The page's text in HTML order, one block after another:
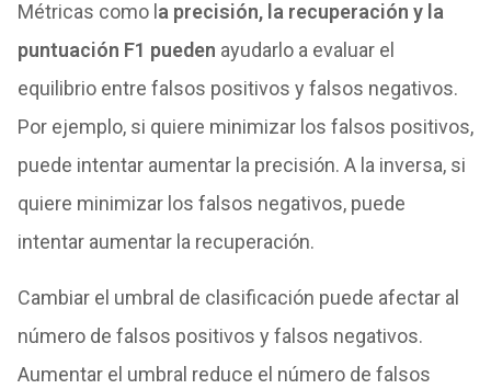
Métricas como l a precisión, la recuperación y la
puntuación F1 pueden ayudarlo a evaluar el
equilibrio entre falsos positivos y falsos negativos.
Por ejemplo, si quiere minimizar los falsos positivos,
puede intentar aumentar la precisión. A la inversa, si
quiere minimizar los falsos negativos, puede
intentar aumentar la recuperación.
Cambiar el umbral de clasificación puede afectar al
número de falsos positivos y falsos negativos.
Aumentar el umbral reduce el número de falsos